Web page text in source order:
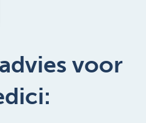
voor